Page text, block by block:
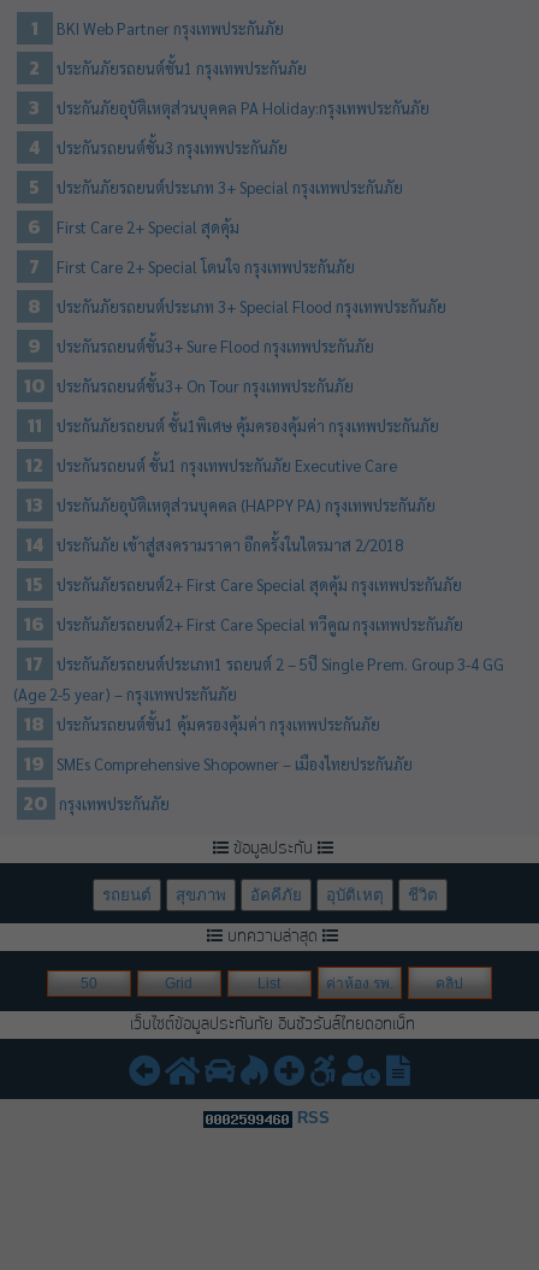
BKI Web Partner กรุงเทพประกันภัย
ประกันภัยรถยนต์ชั้น1 กรุงเทพประกันภัย
ประกันภัยอุบัติเหตุส่วนบุคคล PA Holiday:กรุงเทพประกันภัย
ประกันรถยนต์ชั้น3 กรุงเทพประกันภัย
ประกันภัยรถยนต์ประเภท 3+ Special กรุงเทพประกันภัย
First Care 2+ Special สุดคุ้ม
First Care 2+ Special โดนใจ กรุงเทพประกันภัย
ประกันภัยรถยนต์ประเภท 3+ Special Flood กรุงเทพประกันภัย
ประกันรถยนต์ชั้น3+ Sure Flood กรุงเทพประกันภัย
ประกันรถยนต์ชั้น3+ On Tour กรุงเทพประกันภัย
ประกันภัยรถยนต์ ชั้น1พิเศษ คุ้มครองคุ้มค่า กรุงเทพประกันภัย
ประกันรถยนต์ ชั้น1 กรุงเทพประกันภัย Executive Care
ประกันภัยอุบัติเหตุส่วนบุคคล (HAPPY PA) กรุงเทพประกันภัย
ประกันภัย เข้าสู่สงครามราคา อีกครั้งในไตรมาส 2/2018
ประกันภัยรถยนต์2+ First Care Special สุดคุ้ม กรุงเทพประกันภัย
ประกันภัยรถยนต์2+ First Care Special ทวีคูณ กรุงเทพประกันภัย
ประกันภัยรถยนต์ประเภท1 รถยนต์ 2 – 5ปี Single Prem. Group 3-4 GG
(Age 2-5 year) – กรุงเทพประกันภัย
ประกันรถยนต์ชั้น1 คุ้มครองคุ้มค่า กรุงเทพประกันภัย
SMEs Comprehensive Shopowner – เมืองไทยประกันภัย
กรุงเทพประกันภัย
ข้อมูลประกัน
รถยนต์ สุขภาพ อัคคีภัย อุบัติเหตุ ชีวิต
บทความล่าสุด
50 Grid List ค่าห้อง รพ. คลิป
เว็บไซต์ข้อมูลประกันภัย อินชัวรันส์ไทยดอทเน็ท
RSS